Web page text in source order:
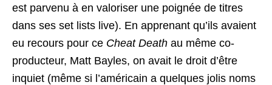
est parvenu à en valoriser une poignée de titres
dans ses set lists live). En apprenant qu’ils avaient
eu recours pour ce Cheat Death au même co-
producteur, Matt Bayles, on avait le droit d’être
inquiet (même si l’américain a quelques jolis noms